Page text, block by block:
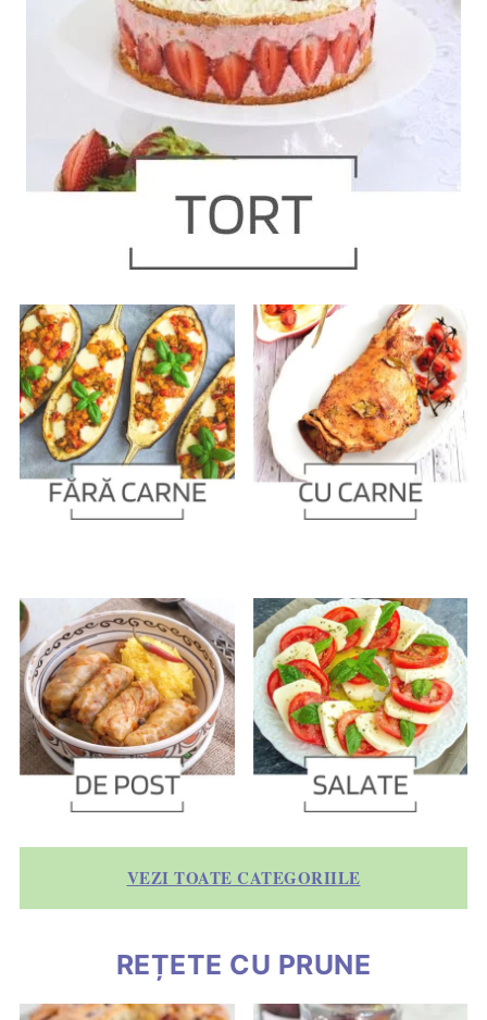
VEZI TOATE CATEGORIILE
REȚETE CU PRUNE